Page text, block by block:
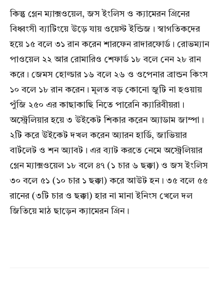
কিন্তু গ্লেন ম্যাক্সওয়েল, জস ইংলিস ও ক্যামেরন গ্রিনের
বিধ্বংসী ব্যাটিংয়ে উড়ে যায় ওয়েস্ট ইন্ডিজ। স্বাগতিকদের
হয়ে ১৫ বলে ৩১ রান করেন শারফেন রাদারফোর্ড। রোভম্যান
পাওয়েল ২২ আর রোমারিও শেফার্ড ১৮ বলে নেন ২৮ রান
করে। জেমস হোল্ডার ১৬ বলে ২৬ ও ওপেনার ব্রান্ডন কিংস
১০ বলে ১৮ রান করেন। মূলত বড় কোনো জুটি না হওয়ায়
পুঁজি ২৫০ এর কাছাকাছি নিতে পারেনি ক্যারিবীয়রা।
অস্ট্রেলিয়ার হয়ে ৩ উইকেট শিকার করেন অ্যাডাম জাম্পা।
২টি করে উইকেট দখল করেন অ্যারন হার্ডি, জাভিয়ার
বার্টলেট ও শন অ্যাবট। এর ব্যাট করতে নেমে অস্ট্রেলিয়ার
গ্লেন ম্যাক্সওয়েল ১৮ বলে ৪৭ (১ চার ৬ ছক্কা) ও জস ইংলিস
৩০ বলে ৫১ (১০ চার ১ ছক্কা) করে আউট হন। ৩৫ বলে ৫৫
রানের (৩টি চার ও ছক্কা) হার না মানা ইনিংস খেলে দল
জিতিয়ে মাঠ ছাড়েন ক্যামেরন গ্রিন।